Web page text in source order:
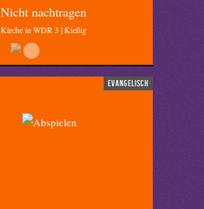
Nicht nachtragen
Kirche in WDR 3 | Kießig
evangelisch